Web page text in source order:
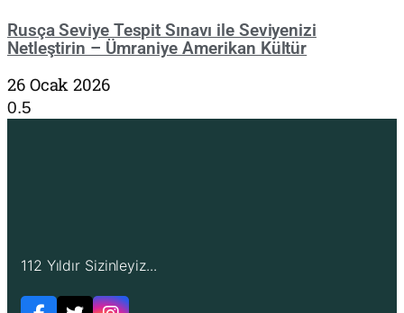
Rusça Seviye Tespit Sınavı ile Seviyenizi
Netleştirin – Ümraniye Amerikan Kültür
26 Ocak 2026
112 Yıldır Sizinleyiz...